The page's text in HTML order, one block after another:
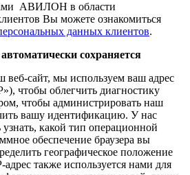
АВИЛОН в области
Вы можете ознакомиться
данных клиентов.
сохраняется
веб-сайт, мы используем ваш адрес
чтобы облегчить диагностику
чтобы администрировать наш
вашу идентификацию. У нас
какой тип операционной
обеспечение браузера вы
географическое положение
также используется нами для